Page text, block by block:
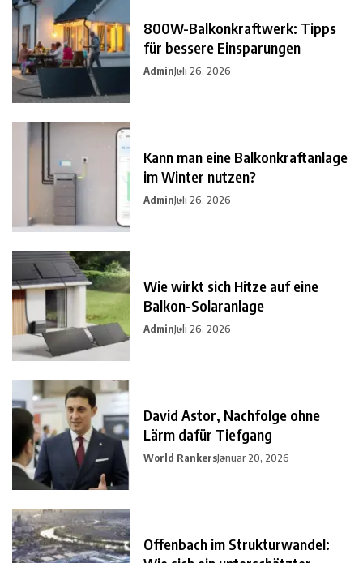
800W-Balkonkraftwerk: Tipps
für bessere Einsparungen
AdminJuli 26, 2026
Kann man eine Balkonkraftanlage
im Winter nutzen?
AdminJuli 26, 2026
Wie wirkt sich Hitze auf eine
Balkon-Solaranlage
AdminJuli 26, 2026
David Astor, Nachfolge ohne
Lärm dafür Tiefgang
World RankersJanuar 20, 2026
Offenbach im Strukturwandel: